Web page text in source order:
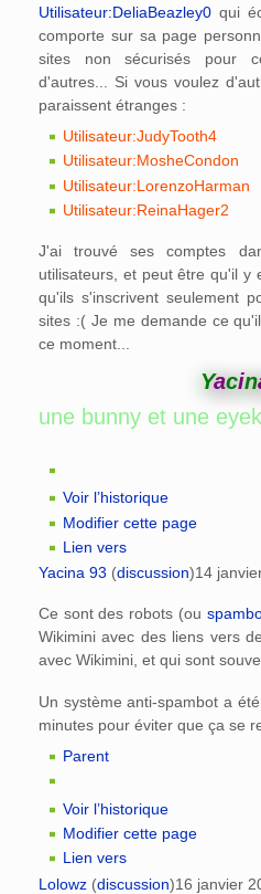
Utilisateur:DeliaBeazley0 qui
comporte sur sa page
sites non sécurisés pour
d'autres... Si vous voulez
paraissent étranges :
Utilisateur:JudyTooth4
Utilisateur:MosheCondon
Utilisateur:LorenzoHarman
Utilisateur:ReinaHager2
J'ai trouvé ses comptes
utilisateurs, et peut être qu'il y
qu'ils s'inscrivent seulement
sites :( Je me demande ce
ce moment...
Yacin
ne eyekon ? - P@rler
Voir l’historique
Modifier cette page
Lien vers
Yacina 93 (discussion)14
Ce sont des robots (ou
Wikimini avec des liens vers
avec Wikimini, et qui sont
Un système anti-spambot a
minutes pour éviter que ça se
Parent
Voir l’historique
Modifier cette page
Lien vers
Lolowz (discussion)16 janvier